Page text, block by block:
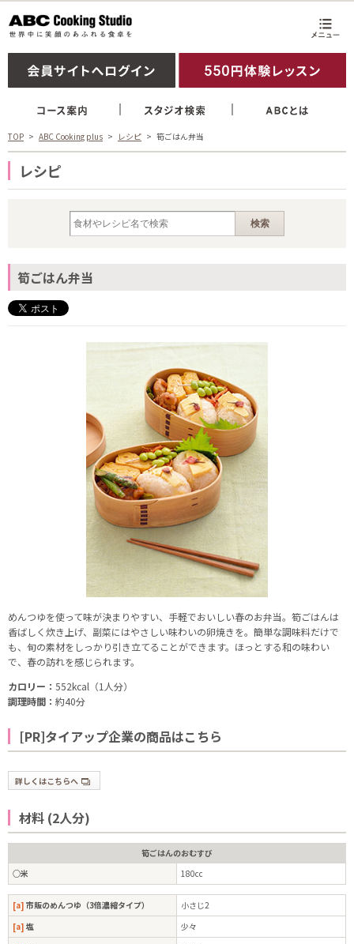
TOP ABC Cooking plus レシピ 筍ごはん弁当
レシピ
筍ごはん弁当
めんつゆを使って味が決まりやすい、手軽でおいしい春のお弁当。筍ごはんは
香ばしく炊き上げ、副菜にはやさしい味わいの卵焼きを。簡単な調味料だけで
も、旬の素材をしっかり引き立てることができます。ほっとする和の味わい
で、春の訪れを感じられます。
カロリー： 552kcal（1人分）
調理時間： 約40分
[PR]タイアップ企業の商品はこちら
詳しくはこちらへ
材料 (2人分)
筍ごはんのおむすび
○米
180cc
[a] 市販のめんつゆ（3倍濃縮タイプ）
小さじ2
[a] 塩
少々